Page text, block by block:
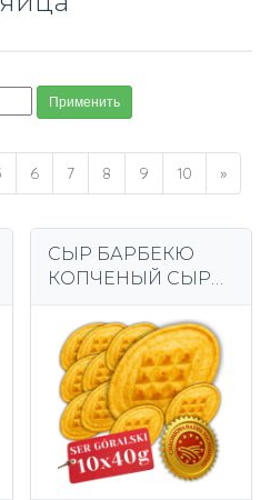
Применить
6 7 8 9 10 »
СЫР БАРБЕКЮ
КОПЧЕНЫЙ СЫР
ЕЖЕДНЕВНОЕ
ПРОИЗВОДСТВО
ВЫСОЧАЙШЕЕ
КАЧЕСТВО